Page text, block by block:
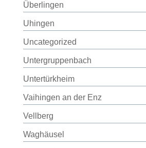
Überlingen
Uhingen
Uncategorized
Untergruppenbach
Untertürkheim
Vaihingen an der Enz
Vellberg
Waghäusel